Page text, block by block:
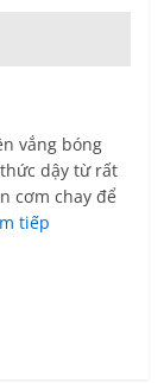
vắng bóng
dậy từ rất
cơm chay để
tiếp